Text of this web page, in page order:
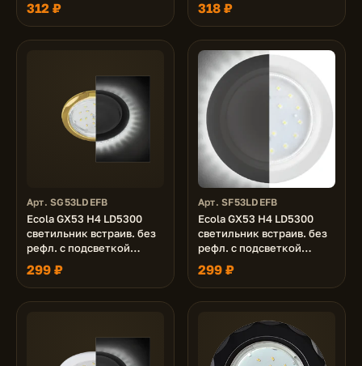
312 ₽
(к+)
318 ₽
Арт. SG53LDEFB
Ecola GX53 H4 LD5300
светильник встраив. без
рефл. с подсветкой
Золото 48x106 (к+)
299 ₽
Арт. SF53LDEFB
Ecola GX53 H4 LD5300
светильник встраив. без
рефл. с подсветкой
Белый матовый 48x106
(к+)
299 ₽